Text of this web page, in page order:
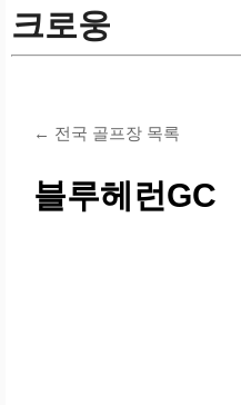
크로웅
← 전국 골프장 목록
블루헤런GC